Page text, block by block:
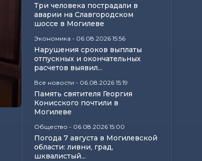
Три человека пострадали в
аварии на Славгородском
шоссе в Могилеве
Экономика - 06.08.2026 15:56
Нарушения сроков выплаты
отпускных и окончательных
расчетов выявил...
Все новости - 06.08.2026 15:19
Память святителя Георгия
Конисского почтили в
Могилеве
Общество - 06.08.2026 15:00
Погода 7 августа в Могилевской
области: ливни, град,
шквалистый...